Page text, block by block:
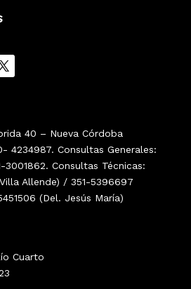
40 – Nueva Córdoba
4234987. Consultas Generales:
3001862. Consultas Técnicas:
Allende) / 351-5396697
(Del. Jesús María)
Cuarto